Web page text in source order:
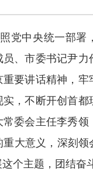
党中央统一部署
、市委书记尹
要讲话精神，
，不断开创首
委会主任李秀
大意义，深刻
个主题，团结奋